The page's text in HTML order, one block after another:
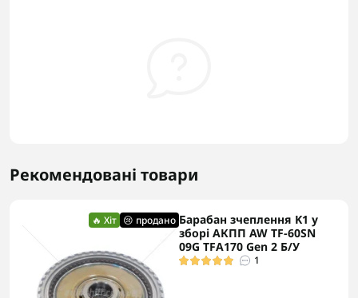
Рекомендовані товари
🔥 Хіт 😢 продано Барабан зчеплення K1 у
зборі АКПП AW TF-60SN
09G TFA170 Gen 2 Б/У
1